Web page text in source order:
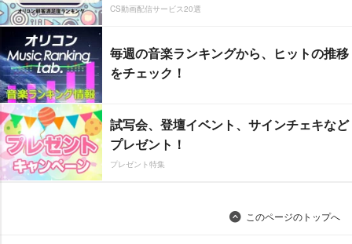
CS動画配信サービス20選
毎週の音楽ランキングから、ヒットの推移
をチェック！
試写会、登壇イベント、サインチェキなど
プレゼント！
プレゼント特集
このページのトップへ